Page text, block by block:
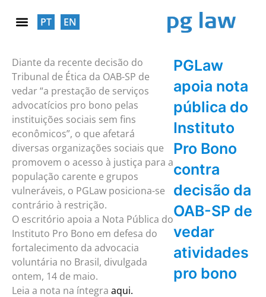
PT EN
PGLaw
apoia nota
pública do
Instituto
Pro Bono
contra
decisão da
OAB-SP de
vedar
atividades
pro bono
Diante da recente decisão do
Tribunal de Ética da OAB-SP de
vedar “a prestação de serviços
advocatícios pro bono pelas
instituições sociais sem fins
econômicos”, o que afetará
diversas organizações sociais que
promovem o acesso à justiça para a
população carente e grupos
vulneráveis, o PGLaw posiciona-se
contrário à restrição.
O escritório apoia a Nota Pública do
Instituto Pro Bono em defesa do
fortalecimento da advocacia
voluntária no Brasil, divulgada
ontem, 14 de maio.
Leia a nota na íntegra aqui.